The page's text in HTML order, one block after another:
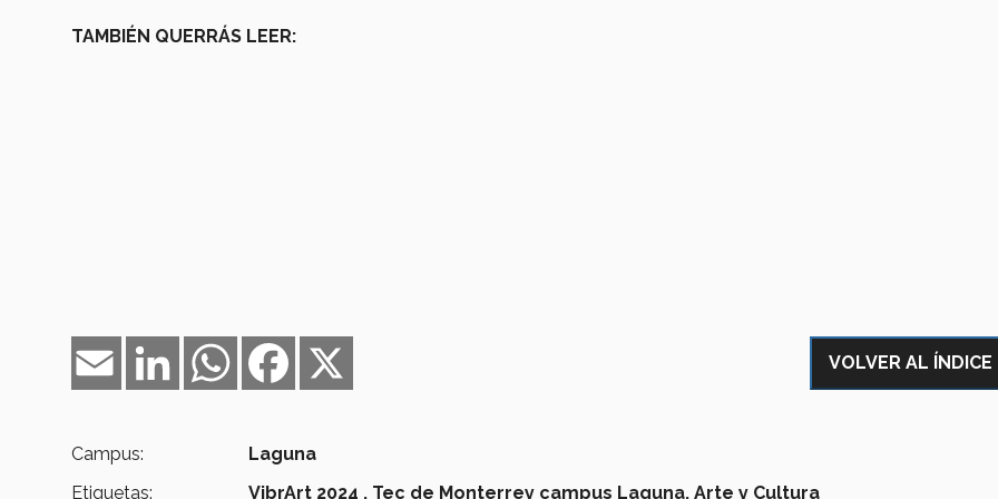
TAMBIÉN QUERRÁS LEER:
Facebook
WhatsApp
LinkedIn
Email
VOLVER AL ÍNDICE
Campus:
Laguna
Etiquetas:
VibrArt 2024 , Tec de Monterrey campus Laguna, Arte y Cultura